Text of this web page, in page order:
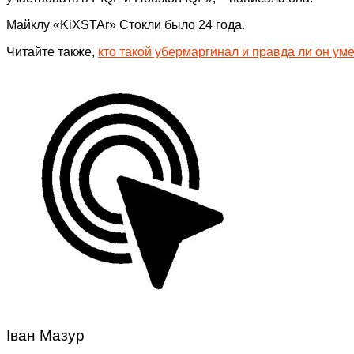
Майклу «KiXSTAr» Стокли было 24 года.
Читайте также, кто такой убермаргинал и правда ли он
Іван Мазур